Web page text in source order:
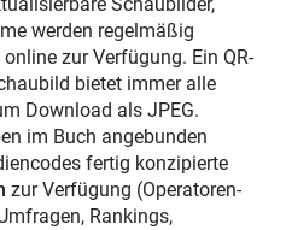
werden regelmäßig
zur Verfügung. Ein QR-
bietet immer alle
Download als JPEG.
im Buch angebunden
fertig konzipierte
zur Verfügung (Operatoren-
Rankings,